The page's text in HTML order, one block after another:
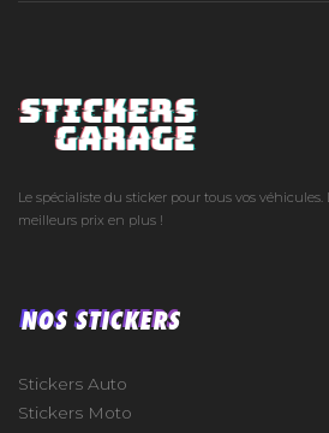
Le spécialiste du sticker pour tous vos véhicules.
meilleurs prix en plus !
NOS STICKERS
Stickers Auto
Stickers Moto